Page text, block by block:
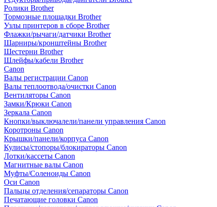
Ролики Brother
Тормозные площадки Brother
Узлы принтеров в сборе Brother
Флажки/рычаги/датчики Brother
Шарниры/кронштейны Brother
Шестерни Brother
Шлейфы/кабели Brother
Canon
Валы регистрации Canon
Валы теплоотвода/очистки Canon
Вентиляторы Canon
Замки/Крюки Canon
Зеркала Canon
Кнопки/выключалели/панели управления Canon
Коротроны Canon
Крышки/панели/корпуса Canon
Кулисы/стопоры/блокираторы Canon
Лотки/кассеты Canon
Магнитные валы Canon
Муфты/Соленоиды Canon
Оси Canon
Пальцы отделения/сепараторы Canon
Печатающие головки Canon